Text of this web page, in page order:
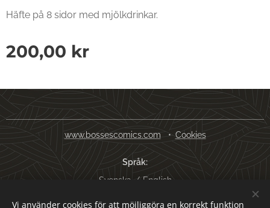
Häfte på 8 sidor med mjölkdrinkar.
200,00 kr
www.bossescomics.com Cookies
Språk
Svenska
English
Valutor
Vi använder cookies för att möjliggöra en korrekt funktion